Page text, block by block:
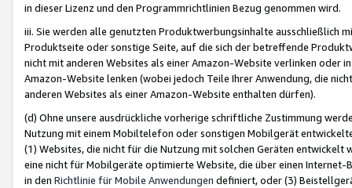
in dieser Lizenz und den Programmrichtlinien Bezug genommen wird.
iii. Sie werden alle genutzten Produktwerbungsinhalte ausschließlich
Produktseite oder sonstige Seite, auf die sich der betreffende
nicht mit anderen Websites als einer Amazon-Website verlinken oder
Amazon-Website lenken (wobei jedoch Teile Ihrer Anwendung, die
anderen Websites als einer Amazon-Website enthalten dürfen).
(d) Ohne unsere ausdrückliche vorherige schriftliche Zustimmung
Nutzung mit einem Mobiltelefon oder sonstigen Mobilgerät
(1) Websites, die nicht für die Nutzung mit solchen Geräten
eine nicht für Mobilgeräte optimierte Website, die über einen
in den Richtlinie für Mobile Anwendungen definiert, oder (3)